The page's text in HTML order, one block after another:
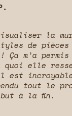
la
de pièces
Ça m’a
quoi elle
est
tout le
à la fin.